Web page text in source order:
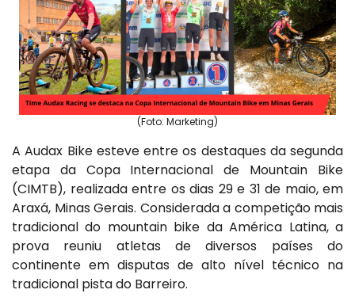
(Foto: Marketing)
A Audax Bike esteve entre os destaques da segunda
etapa da Copa Internacional de Mountain Bike
(CIMTB), realizada entre os dias 29 e 31 de maio, em
Araxá, Minas Gerais. Considerada a competição mais
tradicional do mountain bike da América Latina, a
prova reuniu atletas de diversos países do
continente em disputas de alto nível técnico na
tradicional pista do Barreiro.